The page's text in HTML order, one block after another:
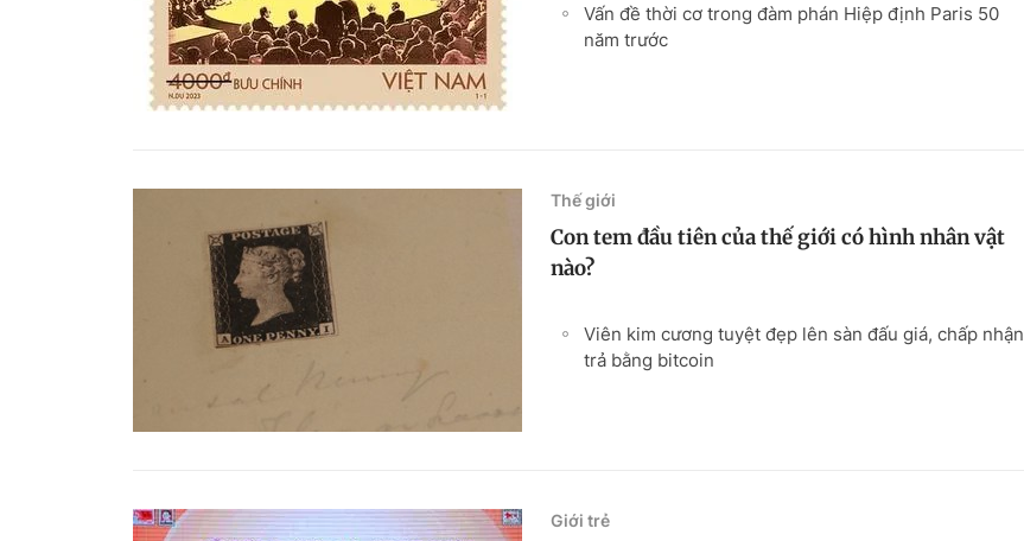
Vấn đề thời cơ trong đàm phán Hiệp định Paris 50
năm trước
Thế giới
Con tem đầu tiên của thế giới có hình nhân vật
nào?
Viên kim cương tuyệt đẹp lên sàn đấu giá, chấp nhận
trả bằng bitcoin
Giới trẻ